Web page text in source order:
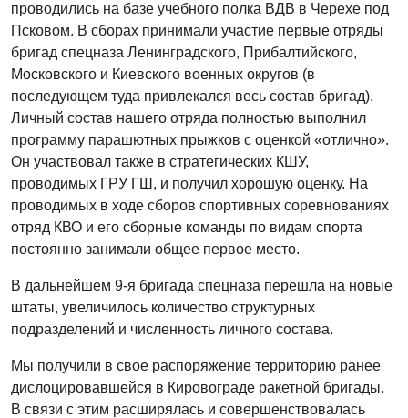
проводились на базе учебного полка ВДВ в Черехе под
Псковом. В сборах принимали участие первые отряды
бригад спецназа Ленинградского, Прибалтийского,
Московского и Киевского военных округов (в
последующем туда привлекался весь состав бригад).
Личный состав нашего отряда полностью выполнил
программу парашютных прыжков с оценкой «отлично».
Он участвовал также в стратегических КШУ,
проводимых ГРУ ГШ, и получил хорошую оценку. На
проводимых в ходе сборов спортивных соревнованиях
отряд КВО и его сборные команды по видам спорта
постоянно занимали общее первое место.
В дальнейшем 9-я бригада спецназа перешла на новые
штаты, увеличилось количество структурных
подразделений и численность личного состава.
Мы получили в свое распоряжение территорию ранее
дислоцировавшейся в Кировограде ракетной бригады.
В связи с этим расширялась и совершенствовалась